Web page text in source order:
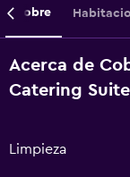
Sobre
Acerca de
Catering
Limpieza